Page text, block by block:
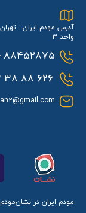
آدرس مودم ایران :
واحد 3
88452875
626
88 38 0933
مودم ایران در نشانمودم